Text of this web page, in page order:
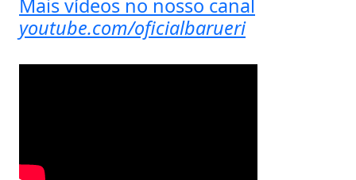
Mais vídeos no nosso canal
youtube.com/oficialbarueri